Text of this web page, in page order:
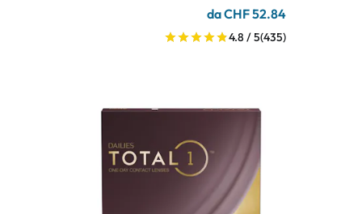
da CHF 52.84
4.8 / 5(435)